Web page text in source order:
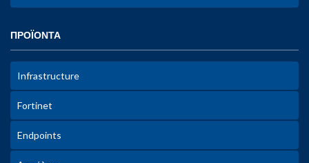
ΠΡΟΪΟΝΤΑ
Infrastructure
Fortinet
Endpoints